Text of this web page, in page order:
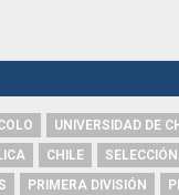
UNIVERSIDAD DE
CHILE
PRIMERA DIVISIÓN